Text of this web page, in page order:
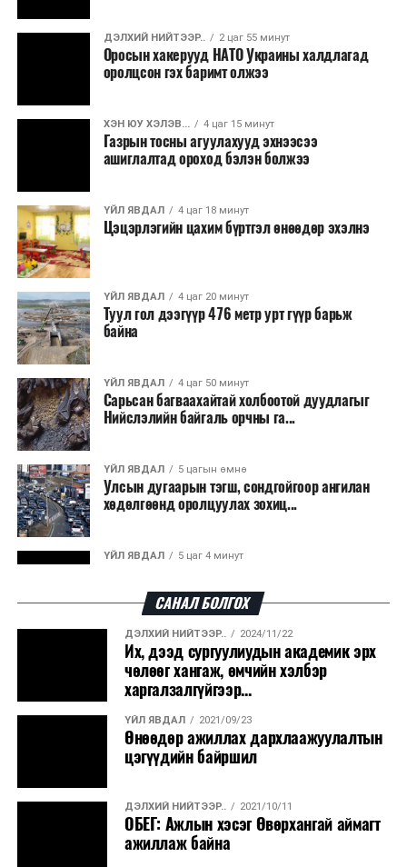
ДЭЛХИЙ НИЙТЭЭР.. 2 цаг 55 минут
Оросын хакерууд НАТО Украины халдлагад
оролцсон гэх баримт олжээ
ХЭН ЮУ ХЭЛЭВ... 4 цаг 15 минут
Газрын тосны агуулахууд эхнээсээ
ашиглалтад ороход бэлэн болжээ
ҮЙЛ ЯВДАЛ 4 цаг 18 минут
Цэцэрлэгийн цахим бүртгэл өнөөдөр эхэлнэ
ҮЙЛ ЯВДАЛ 4 цаг 20 минут
Туул гол дээгүүр 476 метр урт гүүр барьж
байна
ҮЙЛ ЯВДАЛ 4 цаг 50 минут
Сарьсан багваахайтай холбоотой дуудлагыг
Нийслэлийн байгаль орчны га...
ҮЙЛ ЯВДАЛ 5 цагын өмнө
Улсын дугаарын тэгш, сондгойгоор ангилан
хөдөлгөөнд оролцуулах зохиц...
ҮЙЛ ЯВДАЛ 5 цаг 4 минут
худалдааны төвүүдийн авто зогсо...
ҮЙЛ ЯВДАЛ
КОП17-д ажиллах онцгой байдлын
бүрэлдэхүүн хамтарсан дадлага сургуул...
ҮЙЛ ЯВДАЛ
Улаанбаатарт өдөртөө 20 хэм дулаан
ҮЙЛ ЯВДАЛ
COP17-ын зочид, төлөөлөгчдөд үйлчлэх 250
орчим жолоочийг сургалтад х...
САНАЛ БОЛГОХ
ДЭЛХИЙ НИЙТЭЭР.. 2024/11/22
Их, дээд сургуулиудын академик эрх
чөлөөг хангаж, өмчийн хэлбэр
харгалзалгүйгээр...
ҮЙЛ ЯВДАЛ 2021/09/23
Өнөөдөр ажиллах дархлаажуулалтын
цэгүүдийн байршил
ДЭЛХИЙ НИЙТЭЭР.. 2021/10/11
ОБЕГ: Ажлын хэсэг Өвөрхангай аймагт
ажиллаж байна